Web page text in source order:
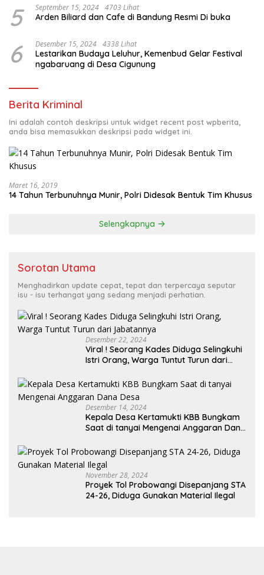
5 September 15, 2024 4703 Lihat
Arden Biliard dan Cafe di Bandung Resmi Di buka
6 Desember 15, 2024 4338 Lihat
Lestarikan Budaya Leluhur, Kemenbud Gelar Festival
ngabaruang di Desa Cigunung
Berita Kriminal
Ini adalah contoh deskripsi untuk widget recent post wpberita,
anda bisa memasukkan deskripsi pada widget ini.
Maret 16, 2019
14 Tahun Terbunuhnya Munir, Polri Didesak Bentuk Tim Khusus
Selengkapnya
Sorotan Utama
Menghadirkan update cepat, tepat dan terpercaya seputar
isu - isu terhangat yang sedang menjadi perhatian.
Desember 22, 2024
Viral ! Seorang Kades Diduga Selingkuhi
Istri Orang, Warga Tuntut Turun dari
Desember 14, 2024
Kepala Desa Kertamukti KBB Bungkam
Saat di tanyai Mengenai Anggaran Dana
November 28, 2024
Proyek Tol Probowangi Disepanjang STA
24-26, Diduga Gunakan Material Ilegal